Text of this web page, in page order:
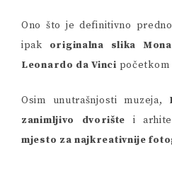
Ono što je definitivno
ipak originalna slika
Leonardo da Vinci početkom
Osim unutrašnjosti muzeja,
zanimljivo dvorište i
mjesto za najkreativnije